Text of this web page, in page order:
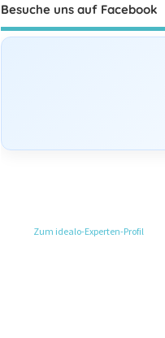
Besuche uns auf Facebook
Zum idealo-Experten-Profil